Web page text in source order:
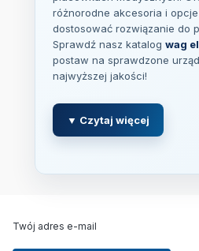
różnorodne akcesoria i
dostosować rozwiązanie do
Sprawdź nasz katalog wag
postaw na sprawdzone
najwyższej jakości!
▼ Czytaj więcej
Twój adres e-mail